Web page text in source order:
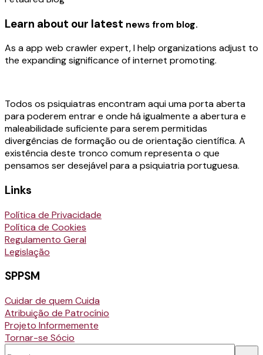
Learn about our latest news from blog.
As a app web crawler expert, I help organizations adjust to
the expanding significance of internet promoting.
Todos os psiquiatras encontram aqui uma porta aberta
para poderem entrar e onde há igualmente a abertura e
maleabilidade suficiente para serem permitidas
divergências de formação ou de orientação científica. A
existência deste tronco comum representa o que
pensamos ser desejável para a psiquiatria portuguesa.
Links
Política de Privacidade
Política de Cookies
Regulamento Geral
Legislação
SPPSM
Cuidar de quem Cuida
Atribuição de Patrocínio
Projeto Informemente
Tornar-se Sócio